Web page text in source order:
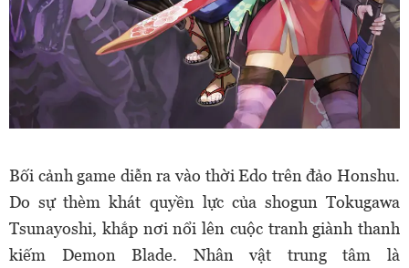
Bối cảnh game diễn ra vào thời Edo trên đảo Honshu.
Do sự thèm khát quyền lực của shogun Tokugawa
Tsunayoshi, khắp nơi nổi lên cuộc tranh giành thanh
kiếm Demon Blade. Nhân vật trung tâm là